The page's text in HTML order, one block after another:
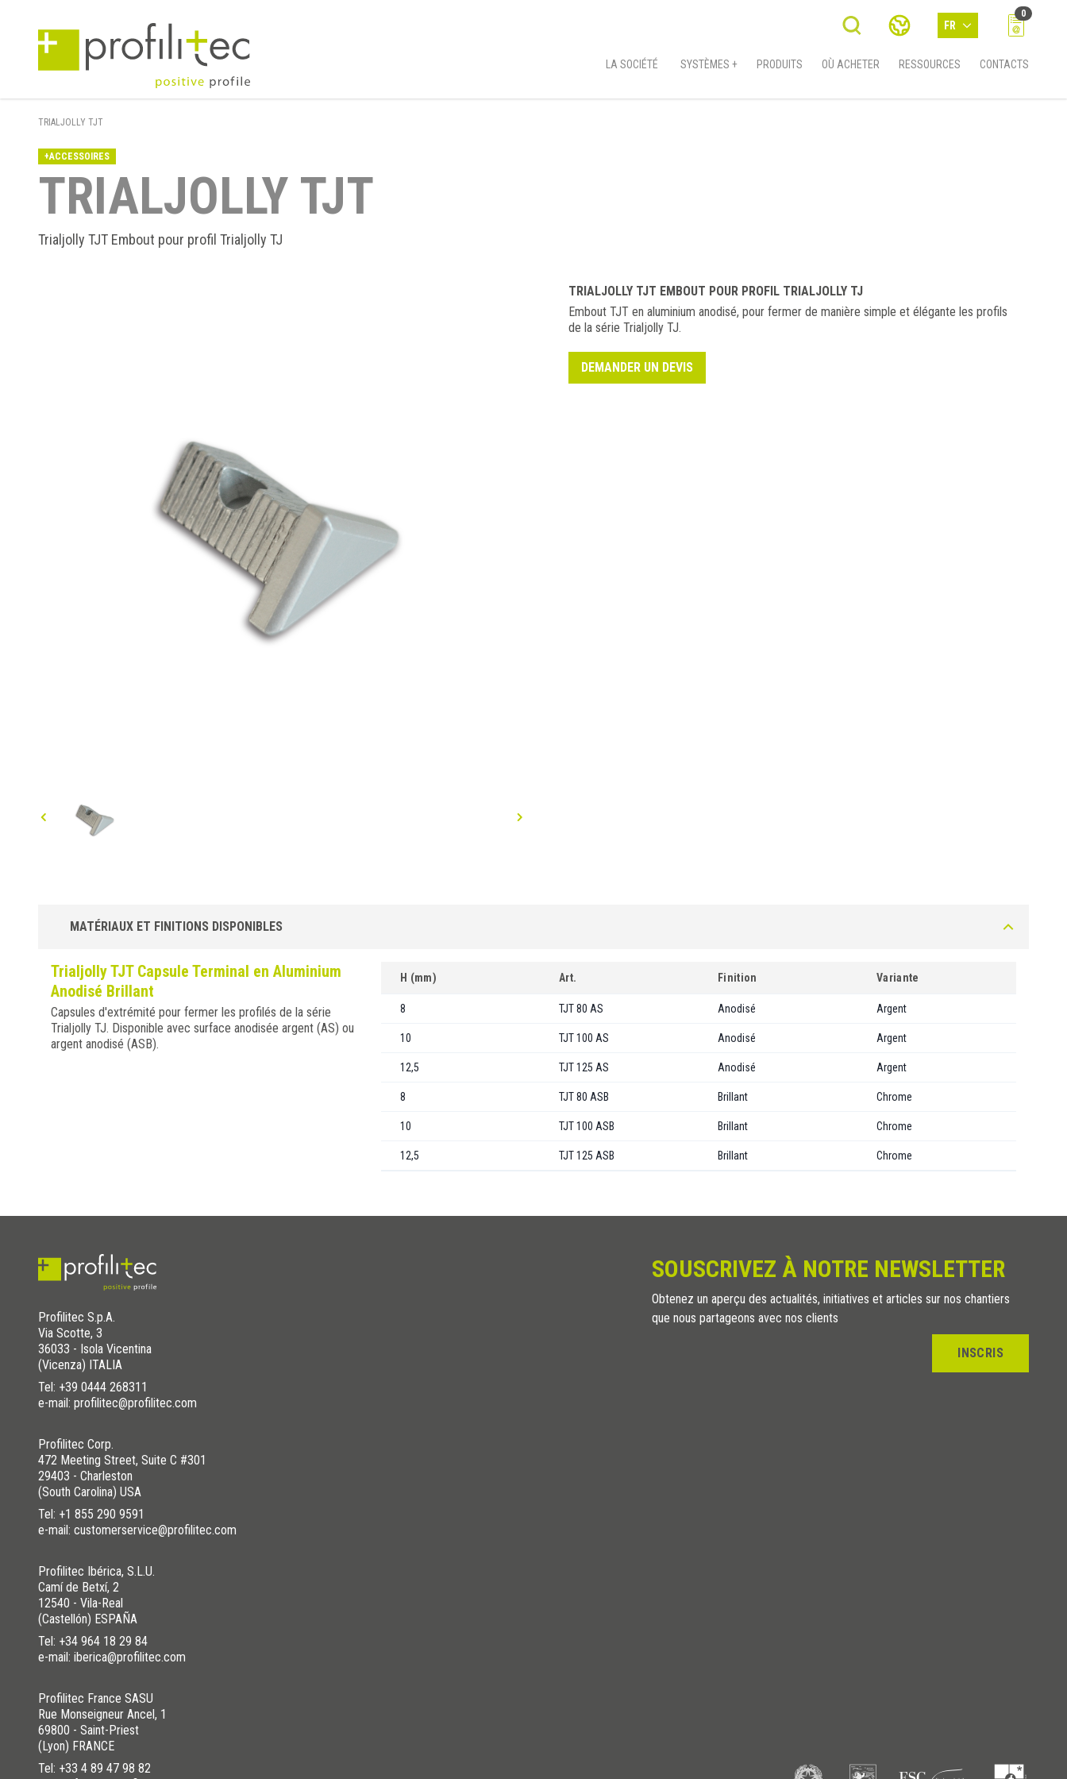
FR
0
LA SOCIÉTÉ SYSTÈMES + PRODUITS OÙ ACHETER RESSOURCES CONTACTS
TRIALJOLLY TJT
+ACCESSOIRES
TRIALJOLLY TJT
Trialjolly TJT Embout pour profil Trialjolly TJ
TRIALJOLLY TJT EMBOUT POUR PROFIL TRIALJOLLY TJ
Embout TJT en aluminium anodisé, pour fermer de manière simple et élégante les profils
de la série Trialjolly TJ.
DEMANDER UN DEVIS
MATÉRIAUX ET FINITIONS DISPONIBLES
Trialjolly TJT Capsule Terminal en Aluminium
Anodisé Brillant
Capsules d'extrémité pour fermer les profilés de la série
Trialjolly TJ. Disponible avec surface anodisée argent (AS) ou
argent anodisé (ASB).
H (mm) Art. Finition Variante
8 TJT 80 AS Anodisé Argent
10 TJT 100 AS Anodisé Argent
12,5 TJT 125 AS Anodisé Argent
8 TJT 80 ASB Brillant Chrome
10 TJT 100 ASB Brillant Chrome
12,5 TJT 125 ASB Brillant Chrome
Profilitec S.p.A.
Via Scotte, 3
36033 - Isola Vicentina
(Vicenza) ITALIA
Tel: +39 0444 268311
e-mail: profilitec@profilitec.com
Profilitec Corp.
472 Meeting Street, Suite C #301
29403 - Charleston
(South Carolina) USA
Tel: +1 855 290 9591
e-mail: customerservice@profilitec.com
Profilitec Ibérica, S.L.U.
Camí de Betxí, 2
12540 - Vila-Real
(Castellón) ESPAÑA
Tel: +34 964 18 29 84
e-mail: iberica@profilitec.com
Profilitec France SASU
Rue Monseigneur Ancel, 1
69800 - Saint-Priest
(Lyon) FRANCE
Tel: +33 4 89 47 98 82
SOUSCRIVEZ À NOTRE NEWSLETTER
Obtenez un aperçu des actualités, initiatives et articles sur nos chantiers
que nous partageons avec nos clients
INSCRIS